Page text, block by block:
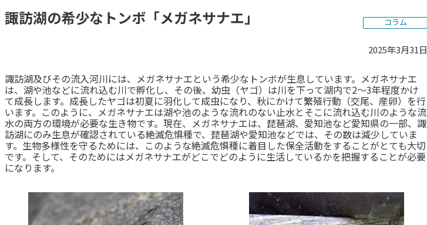
諏訪湖の希少なトンボ「メガネサナエ」
コラム
2025年3月31日
諏訪湖及びその流入河川には、メガネサナエという希少なトンボが生息しています。メガネサナエ
は、湖や池などに流れ込む川で孵化し、その後、幼虫（ヤゴ）は川を下って湖内で2～3年程度かけ
て成長します。成長したヤゴは初夏に羽化して成虫になり、秋にかけて繁殖行動（交尾、産卵）を行
います。このように、メガネサナエは湖や池のような流れのない止水とそこに流れ込む川のような流
水の両方の環境が必要な生き物です。現在、メガネサナエは、琵琶湖、愛知池など愛知県の一部、諏
訪湖にのみ生息が確認されている絶滅危惧種で、琵琶湖や愛知池などでは、その数は減少していま
す。生物多様性を守るためには、このような絶滅危惧種に着目した保全活動をすることがとても大切
です。そして、そのためにはメガネサナエがどこでどのように生活しているかを把握することが必要
になります。